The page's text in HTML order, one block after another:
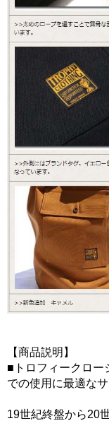
【商品説明】
■トロフィークロー
での使用に最適な
19世紀終盤から20